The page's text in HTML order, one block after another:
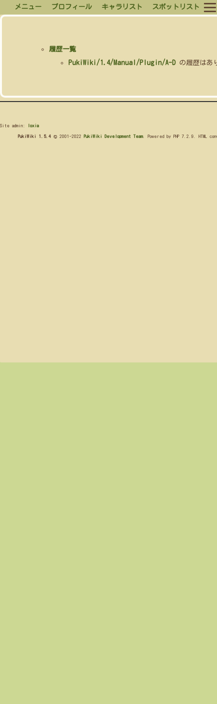
メニュー プロフィール キャラリスト スポットリスト
履歴一覧
PukiWiki/1.4/Manual/Plugin/A-D の履歴はあ
Site admin: loxia
PukiWiki 1.5.4 © 2001-2022 PukiWiki Development Team. Powered by PHP 7.2.9. HTML